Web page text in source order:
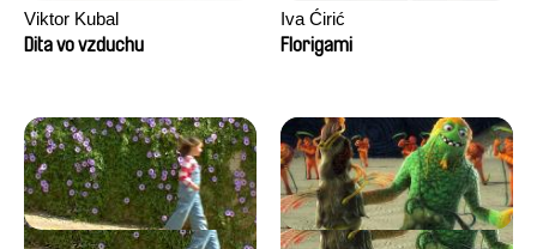
Viktor Kubal
Dita vo vzduchu
Iva Ćirić
Florigami